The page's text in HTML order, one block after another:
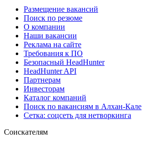
Размещение вакансий
Поиск по резюме
О компании
Наши вакансии
Реклама на сайте
Требования к ПО
Безопасный HeadHunter
HeadHunter API
Партнерам
Инвесторам
Каталог компаний
Поиск по вакансиям в Алхан-Кале
Сетка: соцсеть для нетворкинга
Соискателям